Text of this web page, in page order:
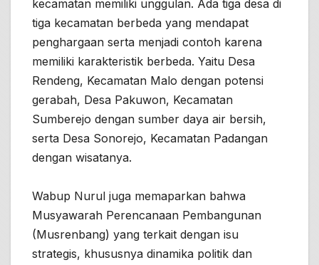
kecamatan memiliki unggulan. Ada tiga desa di
tiga kecamatan berbeda yang mendapat
penghargaan serta menjadi contoh karena
memiliki karakteristik berbeda. Yaitu Desa
Rendeng, Kecamatan Malo dengan potensi
gerabah, Desa Pakuwon, Kecamatan
Sumberejo dengan sumber daya air bersih,
serta Desa Sonorejo, Kecamatan Padangan
dengan wisatanya.
Wabup Nurul juga memaparkan bahwa
Musyawarah Perencanaan Pembangunan
(Musrenbang) yang terkait dengan isu
strategis, khususnya dinamika politik dan